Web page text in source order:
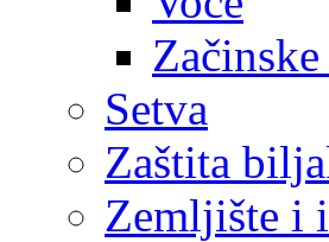
Setva
Zaštita
Zemljište i